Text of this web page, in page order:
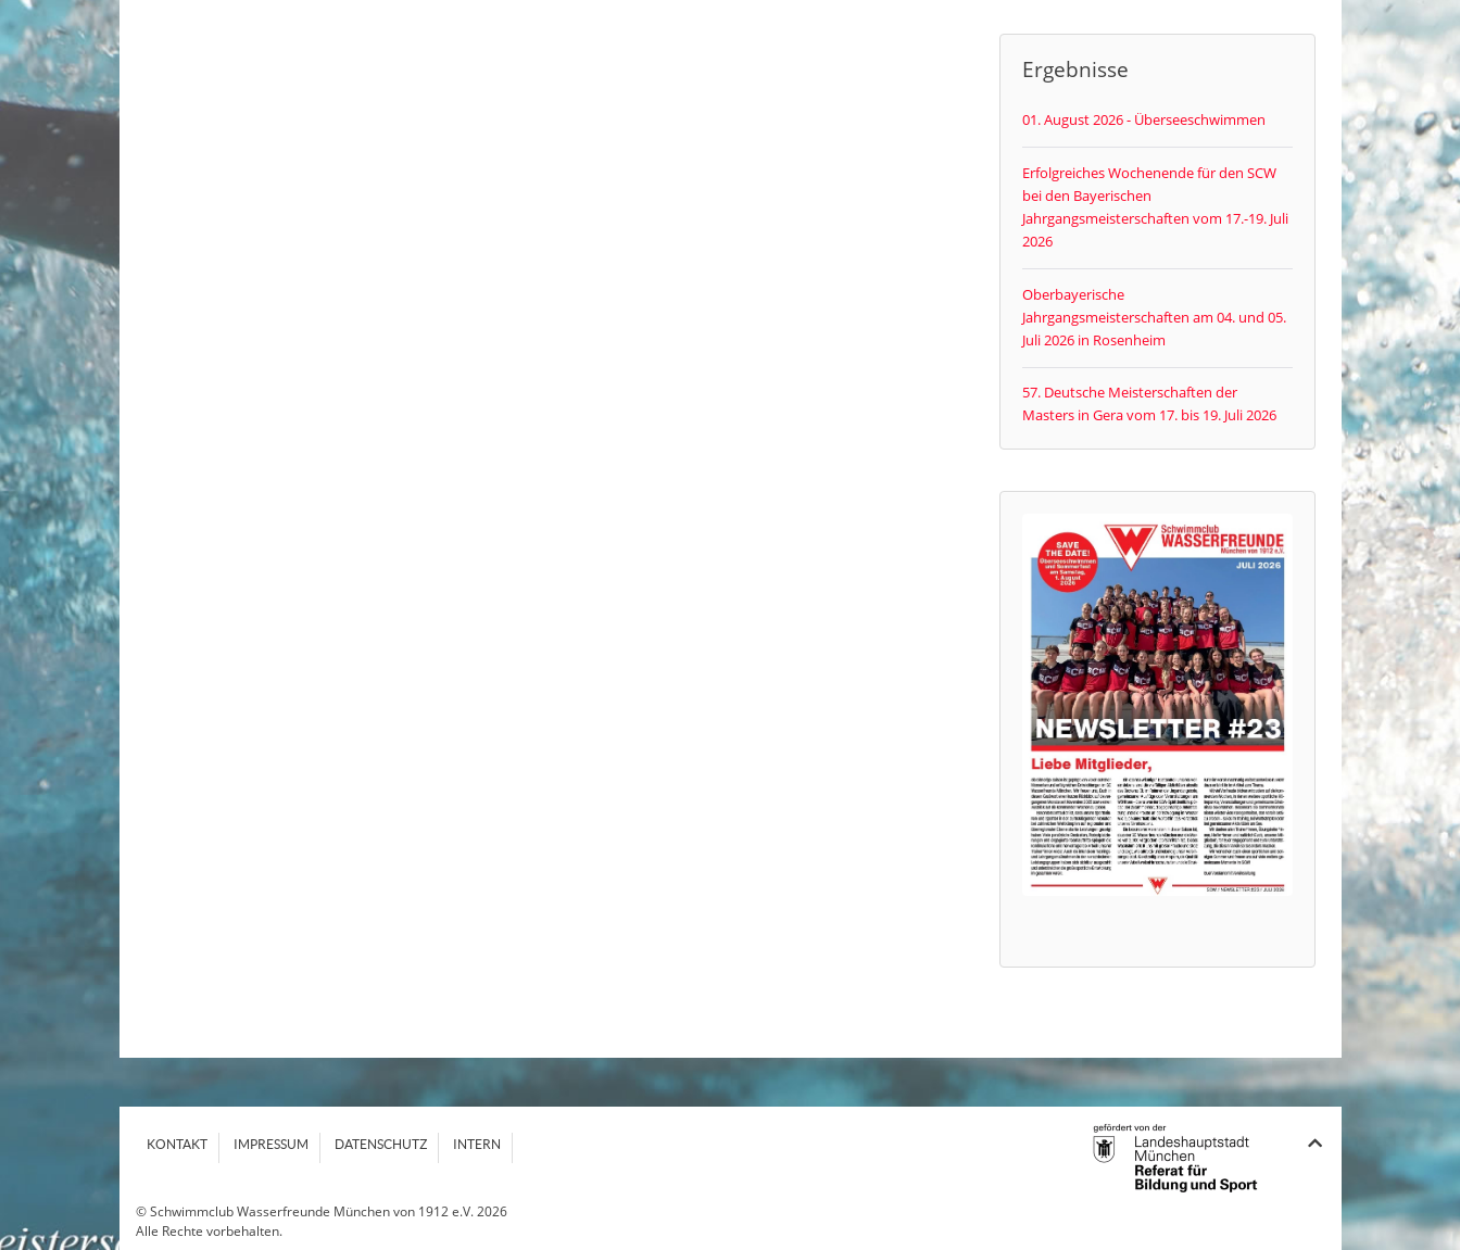
Ergebnisse
01. August 2026 - Überseeschwimmen
Erfolgreiches Wochenende für den SCW
bei den Bayerischen
Jahrgangsmeisterschaften vom 17.-19. Juli
2026
Oberbayerische
Jahrgangsmeisterschaften am 04. und 05.
Juli 2026 in Rosenheim
57. Deutsche Meisterschaften der
Masters in Gera vom 17. bis 19. Juli 2026
KONTAKT IMPRESSUM DATENSCHUTZ INTERN
© Schwimmclub Wasserfreunde München von 1912 e.V. 2026
Alle Rechte vorbehalten.